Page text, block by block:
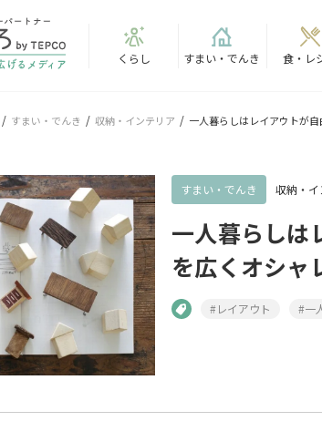
くらし すまい・でんき 食・レ
すまい・でんき 収納・インテリア 一人暮らしはレイアウトが
すまい・でんき 収納・
一人暮らしは
を広くオシャ
#レイアウト #一